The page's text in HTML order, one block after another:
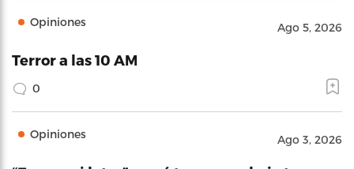
Opiniones Ago 5, 2026
Terror a las 10 AM
0
Opiniones Ago 3, 2026